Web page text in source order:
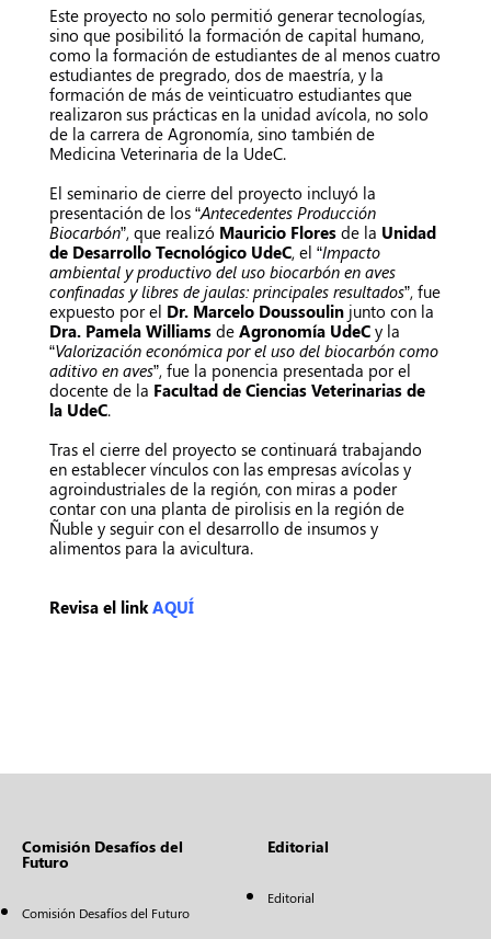
Este proyecto no solo permitió generar tecnologías,
sino que posibilitó la formación de capital humano,
como la formación de estudiantes de al menos cuatro
estudiantes de pregrado, dos de maestría, y la
formación de más de veinticuatro estudiantes que
realizaron sus prácticas en la unidad avícola, no solo
de la carrera de Agronomía, sino también de
Medicina Veterinaria de la UdeC.
El seminario de cierre del proyecto incluyó la
presentación de los “Antecedentes Producción
Biocarbón”, que realizó Mauricio Flores de la Unidad
de Desarrollo Tecnológico UdeC, el “Impacto
ambiental y productivo del uso biocarbón en aves
confinadas y libres de jaulas: principales resultados”, fue
expuesto por el Dr. Marcelo Doussoulin junto con la
Dra. Pamela Williams de Agronomía UdeC y la
“Valorización económica por el uso del biocarbón como
aditivo en aves”, fue la ponencia presentada por el
docente de la Facultad de Ciencias Veterinarias de
la UdeC.
Tras el cierre del proyecto se continuará trabajando
en establecer vínculos con las empresas avícolas y
agroindustriales de la región, con miras a poder
contar con una planta de pirolisis en la región de
Ñuble y seguir con el desarrollo de insumos y
alimentos para la avicultura.
Revisa el link AQUÍ
Comisión Desafíos del
Futuro
Comisión Desafíos del Futuro
Editorial
Editorial